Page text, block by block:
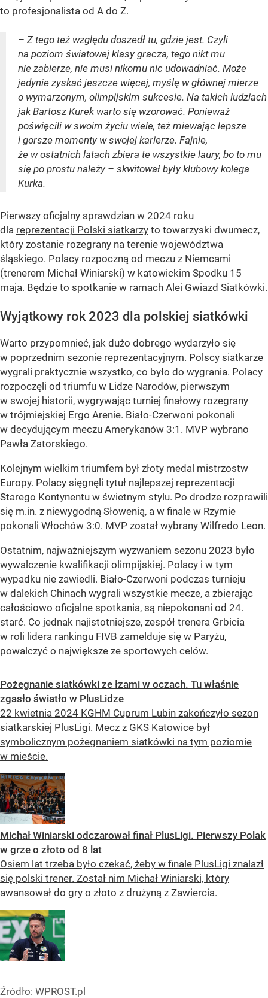
to profesjonalista od A do Z.
– Z tego też względu doszedł tu, gdzie jest. Czyli
na poziom światowej klasy gracza, tego nikt mu
nie zabierze, nie musi nikomu nic udowadniać. Może
jedynie zyskać jeszcze więcej, myślę w głównej mierze
o wymarzonym, olimpijskim sukcesie. Na takich ludziach
jak Bartosz Kurek warto się wzorować. Ponieważ
poświęcili w swoim życiu wiele, też miewając lepsze
i gorsze momenty w swojej karierze. Fajnie,
że w ostatnich latach zbiera te wszystkie laury, bo to mu
się po prostu należy – skwitował były klubowy kolega
Kurka.
Pierwszy oficjalny sprawdzian w 2024 roku
dla reprezentacji Polski siatkarzy to towarzyski dwumecz,
który zostanie rozegrany na terenie województwa
śląskiego. Polacy rozpoczną od meczu z Niemcami
(trenerem Michał Winiarski) w katowickim Spodku 15
maja. Będzie to spotkanie w ramach Alei Gwiazd Siatkówki.
Wyjątkowy rok 2023 dla polskiej siatkówki
Warto przypomnieć, jak dużo dobrego wydarzyło się
w poprzednim sezonie reprezentacyjnym. Polscy siatkarze
wygrali praktycznie wszystko, co było do wygrania. Polacy
rozpoczęli od triumfu w Lidze Narodów, pierwszym
w swojej historii, wygrywając turniej finałowy rozegrany
w trójmiejskiej Ergo Arenie. Biało-Czerwoni pokonali
w decydującym meczu Amerykanów 3:1. MVP wybrano
Pawła Zatorskiego.
Kolejnym wielkim triumfem był złoty medal mistrzostw
Europy. Polacy sięgnęli tytuł najlepszej reprezentacji
Starego Kontynentu w świetnym stylu. Po drodze rozprawili
się m.in. z niewygodną Słowenią, a w finale w Rzymie
pokonali Włochów 3:0. MVP został wybrany Wilfredo Leon.
Ostatnim, najważniejszym wyzwaniem sezonu 2023 było
wywalczenie kwalifikacji olimpijskiej. Polacy i w tym
wypadku nie zawiedli. Biało-Czerwoni podczas turnieju
w dalekich Chinach wygrali wszystkie mecze, a zbierając
całościowo oficjalne spotkania, są niepokonani od 24.
starć. Co jednak najistotniejsze, zespół trenera Grbicia
w roli lidera rankingu FIVB zamelduje się w Paryżu,
powalczyć o największe ze sportowych celów.
Pożegnanie siatkówki ze łzami w oczach. Tu właśnie
zgasło światło w PlusLidze
22 kwietnia 2024 KGHM Cuprum Lubin zakończyło sezon
siatkarskiej PlusLigi. Mecz z GKS Katowice był
symbolicznym pożegnaniem siatkówki na tym poziomie
w mieście.
Michał Winiarski odczarował finał PlusLigi. Pierwszy Polak
w grze o złoto od 8 lat
Osiem lat trzeba było czekać, żeby w finale PlusLigi znalazł
się polski trener. Został nim Michał Winiarski, który
awansował do gry o złoto z drużyną z Zawiercia.
Źródło: WPROST.pl